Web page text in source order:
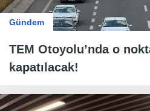
Gündem
TEM Otoyolu’nda o
kapatılacak!